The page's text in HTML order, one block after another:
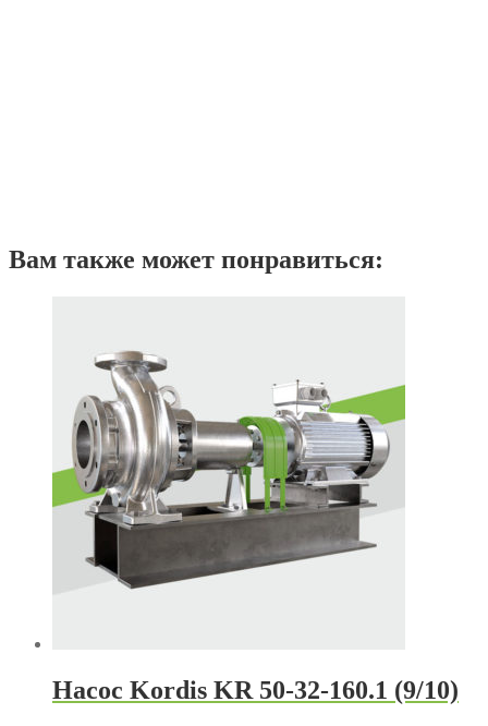
Вам также может понравиться:
Насос Kordis KR 50-32-160.1 (9/10)